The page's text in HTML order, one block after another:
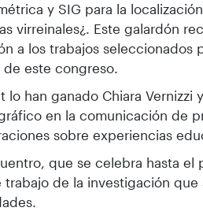
y SIG para la
virreinales¿. Este galardón
a los trabajos seleccionados
de este congreso.
lo han ganado Chiara
en la comunicación de
sobre experiencias
que se celebra hasta el
trabajo de la investigación